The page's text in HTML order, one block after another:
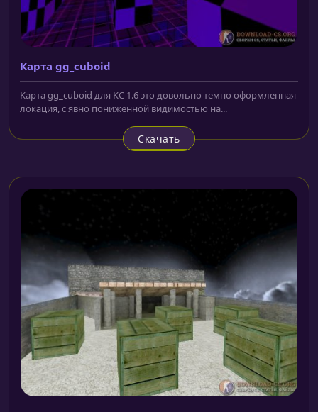
Карта gg_cuboid
Карта gg_cuboid для КС 1.6 это довольно темно оформленная
локация, с явно пониженной видимостью на...
Скачать